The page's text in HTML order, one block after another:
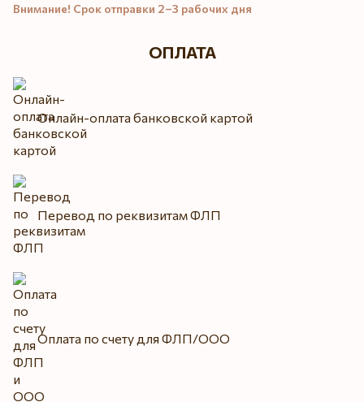
Внимание! Срок отправки 2–3 рабочих дня
ОПЛАТА
Онлайн-оплата банковской картой
Перевод по реквизитам ФЛП
Оплата по счету для ФЛП/ООО